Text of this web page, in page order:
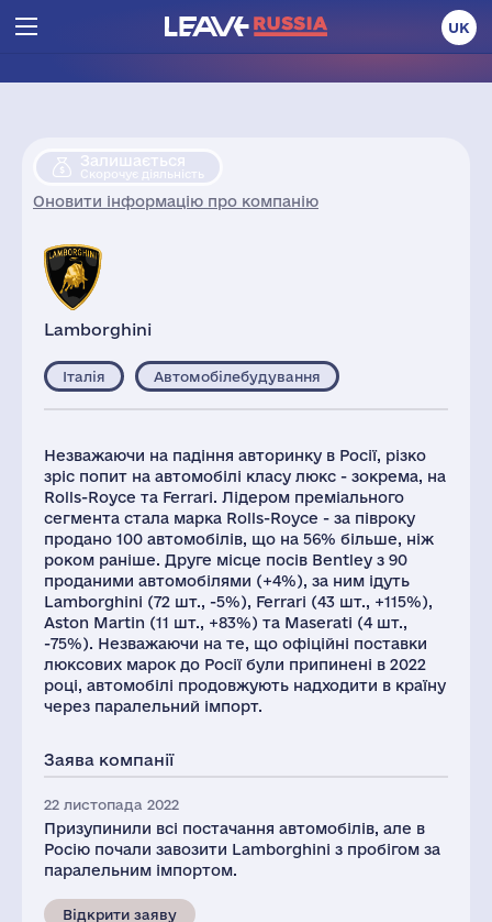
UK
Залишається
Скорочує діяльність
Оновити інформацію про компанію
Lamborghini
Італія Автомобілебудування
Незважаючи на падіння авторинку в Росії, різко
зріс попит на автомобілі класу люкс - зокрема, на
Rolls-Royce та Ferrari. Лідером преміального
сегмента стала марка Rolls-Royce - за півроку
продано 100 автомобілів, що на 56% більше, ніж
роком раніше. Друге місце посів Bentley з 90
проданими автомобілями (+4%), за ним ідуть
Lamborghini (72 шт., -5%), Ferrari (43 шт., +115%),
Aston Martin (11 шт., +83%) та Maserati (4 шт.,
-75%). Незважаючи на те, що офіційні поставки
люксових марок до Росії були припинені в 2022
році, автомобілі продовжують надходити в країну
через паралельний імпорт.
Заява компанії
22 листопада 2022
Призупинили всі постачання автомобілів, але в
Росію почали завозити Lamborghini з пробігом за
паралельним імпортом.
Відкрити заяву